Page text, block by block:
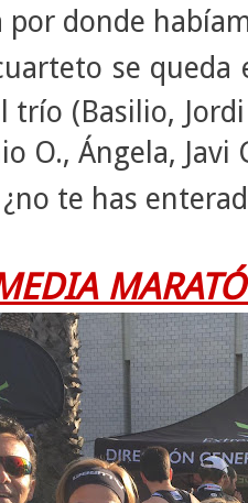
por donde
se
trío (Basilio,
O., Ángela, Javi
te has